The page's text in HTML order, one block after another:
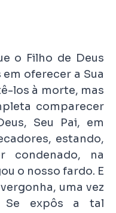
o Filho de Deus
oferecer a Sua
los à morte, mas
comparecer
Seu Pai, em
estando,
condenado, na
o nosso fardo. E
uma vez
Se expôs a tal